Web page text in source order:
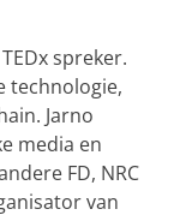
spreker.
technologie,
Jarno
media en
FD, NRC
van